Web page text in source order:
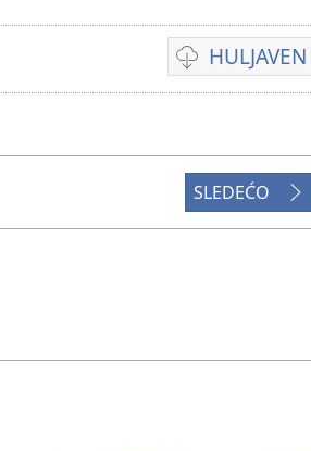
HULJAVEN
O
formatija
huljave
filmija
SLEDEĆO